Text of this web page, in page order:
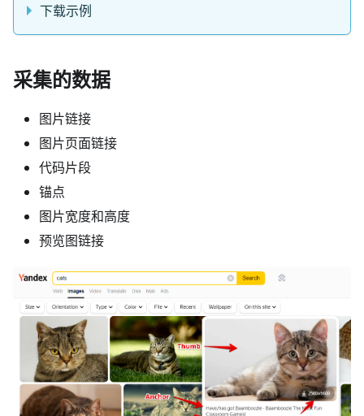
下载示例
采集的数据
图片链接
图片页面链接
代码片段
锚点
图片宽度和高度
预览图链接